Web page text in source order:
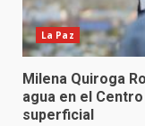
La Paz
Milena Quiroga
agua en el
superficial